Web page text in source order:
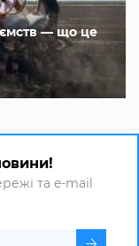
— що це
та e-mail